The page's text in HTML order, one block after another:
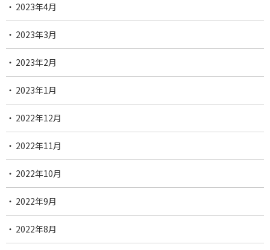
2023年4月
2023年3月
2023年2月
2023年1月
2022年12月
2022年11月
2022年10月
2022年9月
2022年8月